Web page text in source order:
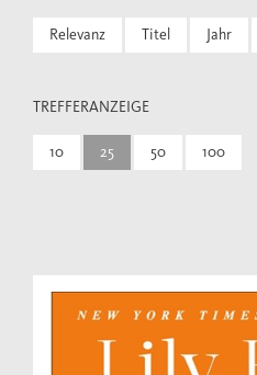
Relevanz Titel Jahr
TREFFERANZEIGE
10 25 50 100